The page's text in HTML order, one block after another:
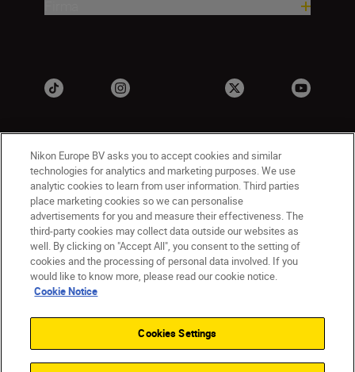
PL Nikon Sites
Skontaktuj się z nami
Oświadczenie dotyczące prywatności
Warunki użytkowania
Warunki korzystania z Nikon Store
Komunikat dotyczący plików cookie
Dostępność
Ustawienia plików cookie
Nikon Europe BV asks you to accept cookies and similar
technologies for analytics and marketing purposes. We use
analytic cookies to learn from user information. Third parties
place marketing cookies so we can personalise
advertisements for you and measure their effectiveness. The
third-party cookies may collect data outside our websites as
well. By clicking on "Accept All", you consent to the setting of
cookies and the processing of personal data involved. If you
would like to know more, please read our cookie notice.
Cookie Notice
Cookies Settings